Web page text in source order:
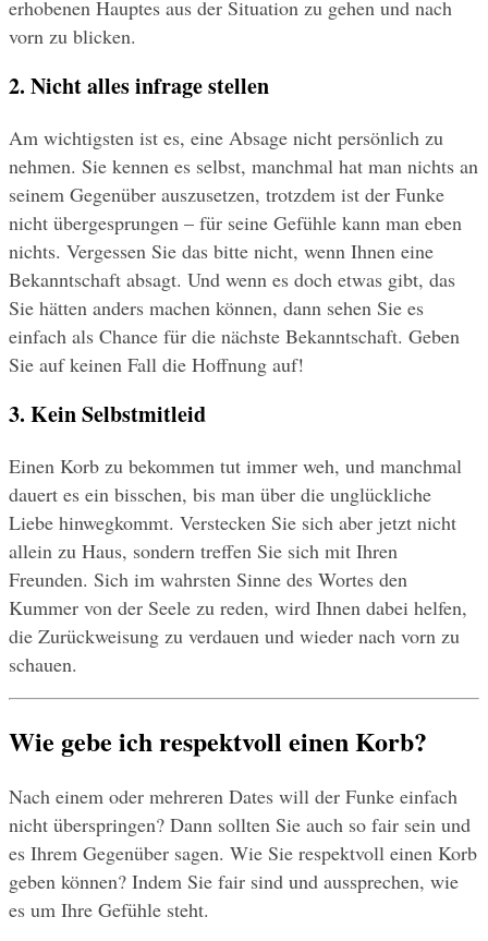
erhobenen Hauptes aus der Situation zu gehen und nach
vorn zu blicken.
2. Nicht alles infrage stellen
Am wichtigsten ist es, eine Absage nicht persönlich zu
nehmen. Sie kennen es selbst, manchmal hat man nichts an
seinem Gegenüber auszusetzen, trotzdem ist der Funke
nicht übergesprungen – für seine Gefühle kann man eben
nichts. Vergessen Sie das bitte nicht, wenn Ihnen eine
Bekanntschaft absagt. Und wenn es doch etwas gibt, das
Sie hätten anders machen können, dann sehen Sie es
einfach als Chance für die nächste Bekanntschaft. Geben
Sie auf keinen Fall die Hoffnung auf!
3. Kein Selbstmitleid
Einen Korb zu bekommen tut immer weh, und manchmal
dauert es ein bisschen, bis man über die unglückliche
Liebe hinwegkommt. Verstecken Sie sich aber jetzt nicht
allein zu Haus, sondern treffen Sie sich mit Ihren
Freunden. Sich im wahrsten Sinne des Wortes den
Kummer von der Seele zu reden, wird Ihnen dabei helfen,
die Zurückweisung zu verdauen und wieder nach vorn zu
schauen.
Wie gebe ich respektvoll einen Korb?
Nach einem oder mehreren Dates will der Funke einfach
nicht überspringen? Dann sollten Sie auch so fair sein und
es Ihrem Gegenüber sagen. Wie Sie respektvoll einen Korb
geben können? Indem Sie fair sind und aussprechen, wie
es um Ihre Gefühle steht.